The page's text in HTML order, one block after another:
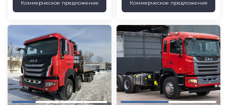
Коммерческое предложение Коммерческое предложение